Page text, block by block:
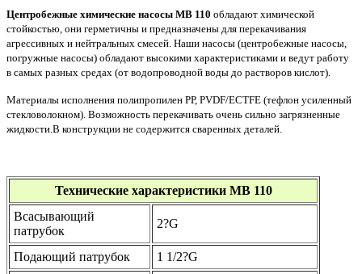
Центробежные химические насосы МВ 110 обладают химической
стойкостью, они герметичны и предназначены для перекачивания
агрессивных и нейтральных смесей. Наши насосы (центробежные насосы,
погружные насосы) обладают высокими характеристиками и ведут работу
в самых разных средах (от водопроводной воды до растворов кислот).
Материалы исполнения полипропилен РР, PVDF/ECTFE (тефлон усиленный
стекловолокном). Возможность перекачивать очень сильно загрязненные
жидкости.В конструкции не содержится сваренных деталей.
Технические характеристики MB 110
Всасывающий
патрубок
2?G
Подающий патрубок
1 1/2?G